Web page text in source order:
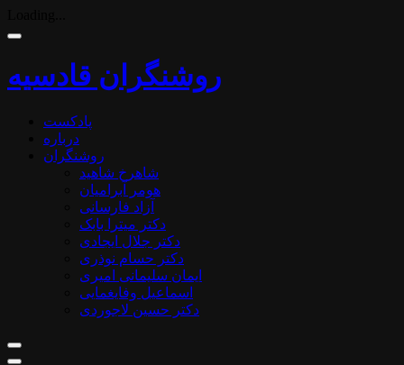
روشنگران قادسیه
پادکست
درباره
روشنگران
شاهرخ شاهید
هومر آبرامیان
آزاد فارسانی
دکتر میترا بابک
دکتر جلال ایجادی
دکتر حسام نوذری
ایمان سلیمانی امیری
اسماعیل وفایغمایی
دکتر حسین لاجوردی